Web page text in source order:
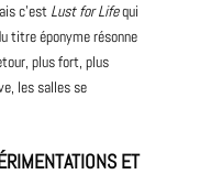
c’est Lust for Lifequi
titre éponyme résonne
plus fort, plus
les salles se
ET